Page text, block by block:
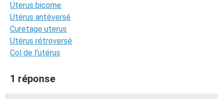
Uterus bicorne
Utérus antéversé
Curetage uterus
Utérus rétroversé
Col de l'utérus
1 réponse